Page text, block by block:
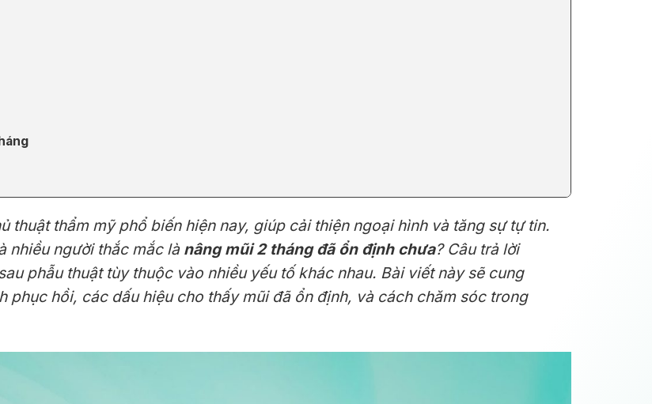
thuật thẩm mỹ phổ biến hiện nay, giúp cải thiện ngoại hình và tăng sự tự tin.
nhiều người thắc mắc là nâng mũi 2 tháng đã ổn định chưa? Câu trả lời
phẫu thuật tùy thuộc vào nhiều yếu tố khác nhau. Bài viết này sẽ cung
phục hồi, các dấu hiệu cho thấy mũi đã ổn định, và cách chăm sóc trong